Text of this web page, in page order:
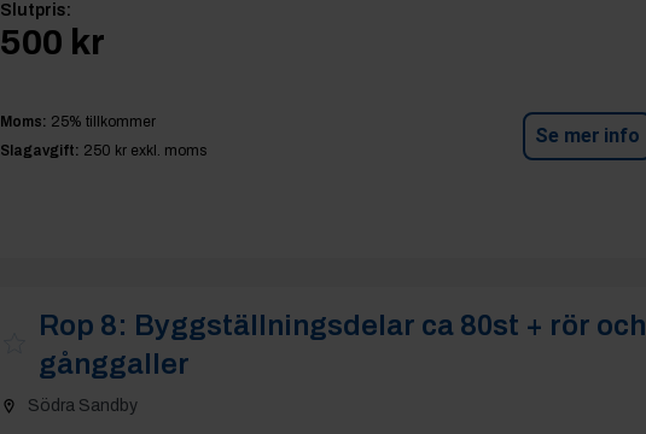
Slutpris:
500 kr
Moms: 25% tillkommer
Slagavgift: 250 krexkl. moms
Se mer info
Rop 8: Byggställningsdelar ca 80st + rör och
gånggaller
Södra Sandby